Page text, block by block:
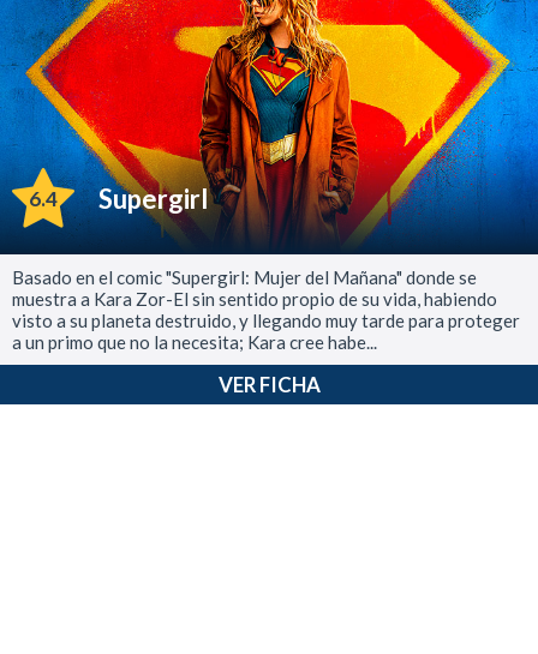
6.4 Supergirl
Basado en el comic "Supergirl: Mujer del Mañana" donde se
muestra a Kara Zor-El sin sentido propio de su vida, habiendo
visto a su planeta destruido, y llegando muy tarde para proteger
a un primo que no la necesita; Kara cree habe...
VER FICHA